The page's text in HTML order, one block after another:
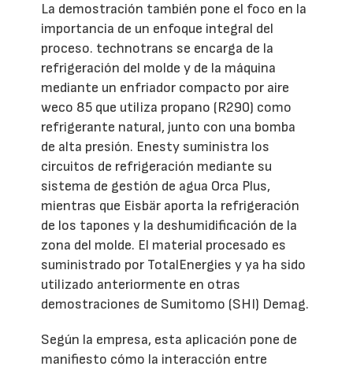
La demostración también pone el foco en la
importancia de un enfoque integral del
proceso. technotrans se encarga de la
refrigeración del molde y de la máquina
mediante un enfriador compacto por aire
weco 85 que utiliza propano (R290) como
refrigerante natural, junto con una bomba
de alta presión. Enesty suministra los
circuitos de refrigeración mediante su
sistema de gestión de agua Orca Plus,
mientras que Eisbär aporta la refrigeración
de los tapones y la deshumidificación de la
zona del molde. El material procesado es
suministrado por TotalEnergies y ya ha sido
utilizado anteriormente en otras
demostraciones de Sumitomo (SHI) Demag.
Según la empresa, esta aplicación pone de
manifiesto cómo la interacción entre